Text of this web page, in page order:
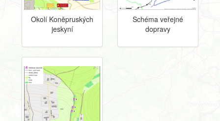
Okolí Koněpruských
jeskyní
Schéma veřejné
dopravy